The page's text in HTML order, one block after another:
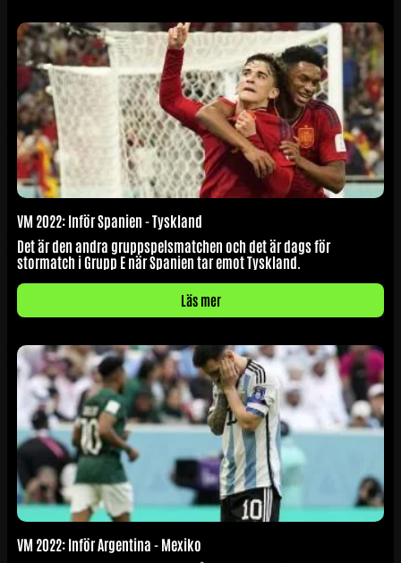
VM 2022: Inför Spanien - Tyskland
Det är den andra gruppspelsmatchen och det är dags för
stormatch i Grupp E när Spanien tar emot Tyskland.
Läs mer
VM 2022: Inför Argentina - Mexiko